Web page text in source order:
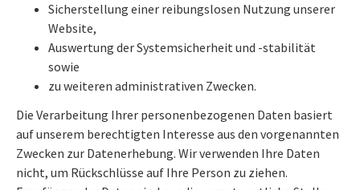
Sicherstellung einer reibungslosen Nutzung unserer
Website,
Auswertung der Systemsicherheit und -stabilität
sowie
zu weiteren administrativen Zwecken.
Die Verarbeitung Ihrer personenbezogenen Daten basiert
auf unserem berechtigten Interesse aus den vorgenannten
Zwecken zur Datenerhebung. Wir verwenden Ihre Daten
nicht, um Rückschlüsse auf Ihre Person zu ziehen.